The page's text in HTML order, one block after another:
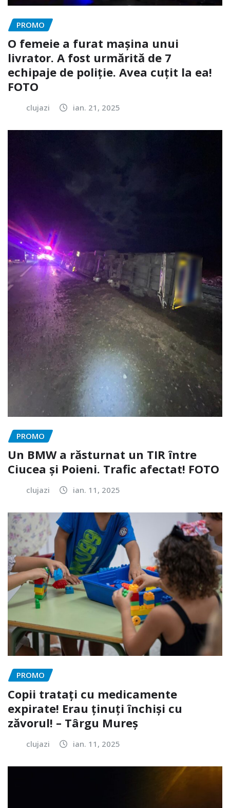
PROMO
O femeie a furat mașina unui
livrator. A fost urmărită de 7
echipaje de poliție. Avea cuțit la ea!
FOTO
clujazi ian. 21, 2025
PROMO
Un BMW a răsturnat un TIR între
Ciucea și Poieni. Trafic afectat! FOTO
clujazi ian. 11, 2025
PROMO
Copii tratați cu medicamente
expirate! Erau ținuți închiși cu
zăvorul! – Târgu Mureș
clujazi ian. 11, 2025